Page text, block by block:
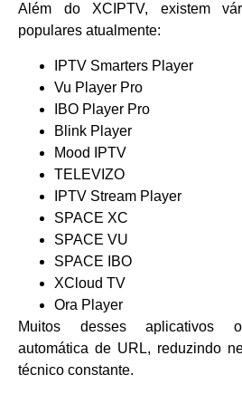
Além do XCIPTV, existem
populares atualmente:
IPTV Smarters Player
Vu Player Pro
IBO Player Pro
Blink Player
Mood IPTV
TELEVIZO
IPTV Stream Player
SPACE XC
SPACE VU
SPACE IBO
XCloud TV
Ora Player
Muitos desses aplicativos
automática de URL, reduzindo
técnico constante.